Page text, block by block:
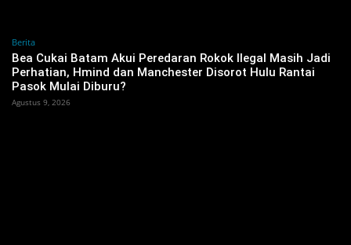
Berita
Bea Cukai Batam Akui Peredaran Rokok Ilegal Masih Jadi
Perhatian, Hmind dan Manchester Disorot Hulu Rantai
Pasok Mulai Diburu?
Agustus 9, 2026